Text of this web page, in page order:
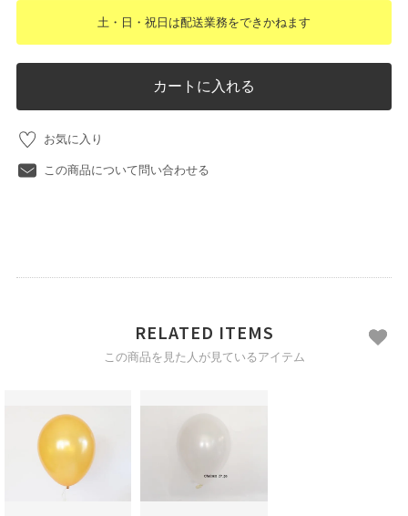
土・日・祝日は配送業務をできかねます
カートに入れる
お気に入り
この商品について問い合わせる
RELATED ITEMS
この商品を見た人が見ているアイテム